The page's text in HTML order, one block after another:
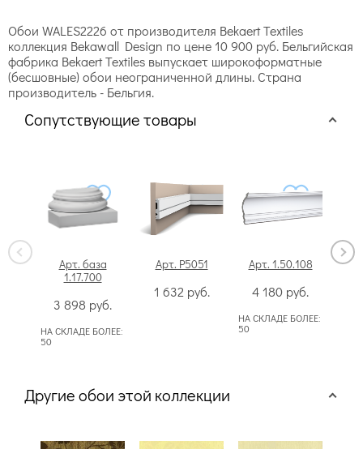
Обои WALES2226 от производителя Bekaert Textiles
коллекция Bekawall Design по цене 10 900 руб. Бельгийская
фабрика Bekaert Textiles выпускает широкоформатные
(бесшовные) обои неограниченной длины. Страна
производитель - Бельгия.
Сопутствующие товары
Арт. база
1.17.700
3 898 руб.
НА СКЛАДЕ БОЛЕЕ:
50
Арт. P5051
1 632 руб.
Арт. 1.50.108
4 180 руб.
НА СКЛАДЕ БОЛЕЕ:
50
Другие обои этой коллекции